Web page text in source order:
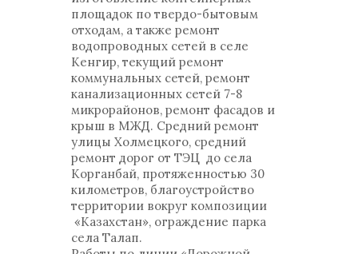
площадок по твердо-бытовым
отходам, а также ремонт
водопроводных сетей в селе
Кенгир, текущий ремонт
коммунальных сетей, ремонт
канализационных сетей 7-8
микрорайонов, ремонт фасадов и
крыш в МЖД. Средний ремонт
улицы Холмецкого, средний
ремонт дорог от ТЭЦ до села
Корганбай, протяженностью 30
километров, благоустройство
территории вокруг композиции
«Казахстан», ограждение парка
села Талап.